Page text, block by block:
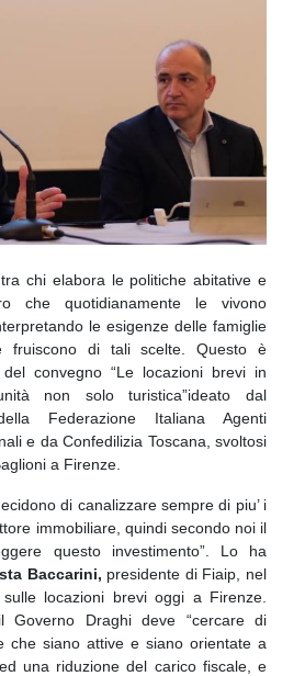
chi elabora le politiche abitative e
che quotidianamente le vivono
le esigenze delle famiglie
di tali scelte. Questo è
del convegno “Le locazioni brevi in
non solo turistica”ideato dal
Federazione Italiana Agenti
e da Confedilizia Toscana, svoltosi
a Firenze.
di canalizzare sempre di piu’ i
immobiliare, quindi secondo noi il
questo investimento”. Lo ha
Baccarini, presidente di Fiaip, nel
locazioni brevi oggi a Firenze.
Governo Draghi deve “cercare di
che siano attive e siano orientate a
una riduzione del carico fiscale, e